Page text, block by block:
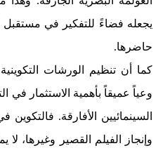
يجعله فضاءً للتفكير في
حاضرها.
كما أن تنظيم الورشات
وعياً عميقاً بأهمية الاستثمار في
السينمائيين الأفارقة. فالتكوين
وإنجاز الفيلم القصير وغيرها،